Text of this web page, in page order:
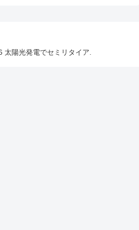
太陽光発電でセミリタイア.